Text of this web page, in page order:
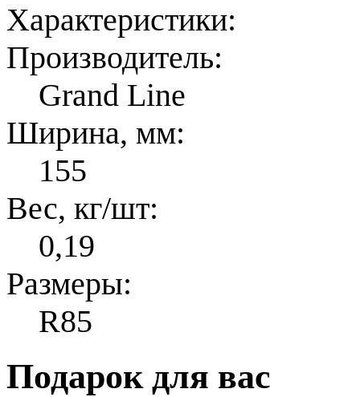
Характеристики:
Производитель:
Grand Line
Ширина, мм:
155
Вес, кг/шт:
0,19
Размеры:
R85
Подарок для вас